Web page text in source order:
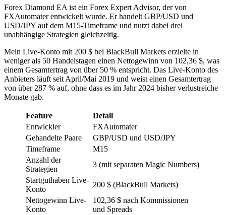
Forex Diamond EA ist ein Forex Expert Advisor, der von
FXAutomater entwickelt wurde. Er handelt GBP/USD und
USD/JPY auf dem M15-Timeframe und nutzt dabei drei
unabhängige Strategien gleichzeitig.
Mein Live-Konto mit 200 $ bei BlackBull Markets erzielte in
weniger als 50 Handelstagen einen Nettogewinn von 102,36 $, was
einem Gesamtertrag von über 50 % entspricht. Das Live-Konto des
Anbieters läuft seit April/Mai 2019 und weist einen Gesamtertrag
von über 287 % auf, ohne dass es im Jahr 2024 bisher verlustreiche
Monate gab.
Feature
Detail
Entwickler
FXAutomater
Gehandelte Paare
GBP/USD und USD/JPY
Timeframe
M15
Anzahl der
Strategien
3 (mit separaten Magic Numbers)
Startguthaben Live-
Konto
200 $ (BlackBull Markets)
Nettogewinn Live-
Konto
102,36 $ nach Kommissionen
und Spreads